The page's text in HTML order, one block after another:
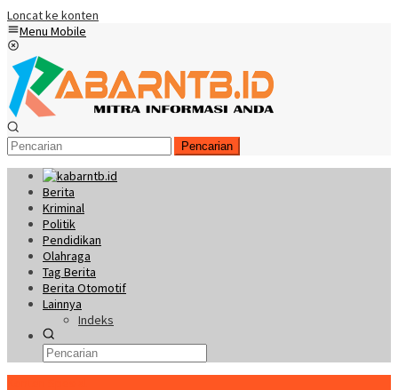
Loncat ke konten
Menu Mobile
Pencarian
Berita
Kriminal
Politik
Pendidikan
Olahraga
Tag Berita
Berita Otomotif
Lainnya
Indeks